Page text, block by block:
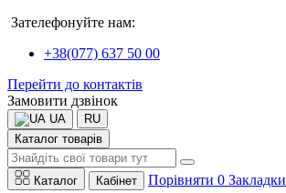
Зателефонуйте нам:
+38(077) 637 50 00
Перейти до контактів
Замовити дзвінок
UA
RU
Каталог товарів
Каталог Кабінет Порівняти 0 Закладки